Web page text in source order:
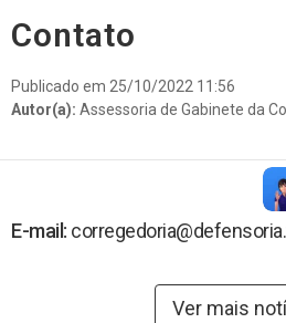
Estatística
Normas
A Corregedoria
Contato
Publicado em 25/10/2022 11:56
Autor(a): Assessoria de Gabinete da
E-mail:
Ver mais